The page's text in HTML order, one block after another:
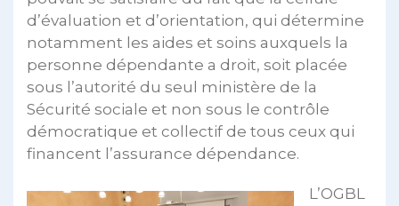
d’évaluation et d’orientation, qui détermine
notamment les aides et soins auxquels la
personne dépendante a droit, soit placée
sous l’autorité du seul ministère de la
Sécurité sociale et non sous le contrôle
démocratique et collectif de tous ceux qui
financent l’assurance dépendance.
L’OGBL